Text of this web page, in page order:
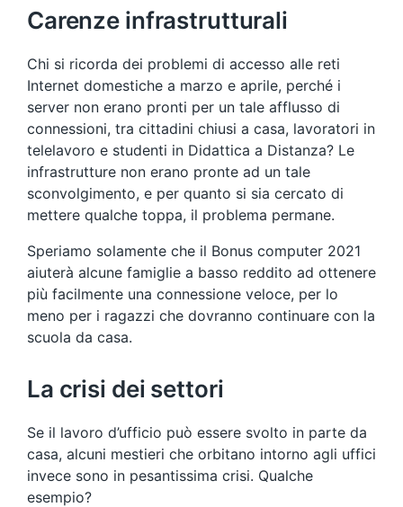
Carenze infrastrutturali
Chi si ricorda dei problemi di accesso alle reti
Internet domestiche a marzo e aprile, perché i
server non erano pronti per un tale afflusso di
connessioni, tra cittadini chiusi a casa, lavoratori in
telelavoro e studenti in Didattica a Distanza? Le
infrastrutture non erano pronte ad un tale
sconvolgimento, e per quanto si sia cercato di
mettere qualche toppa, il problema permane.
Speriamo solamente che il Bonus computer 2021
aiuterà alcune famiglie a basso reddito ad ottenere
più facilmente una connessione veloce, per lo
meno per i ragazzi che dovranno continuare con la
scuola da casa.
La crisi dei settori
Se il lavoro d’ufficio può essere svolto in parte da
casa, alcuni mestieri che orbitano intorno agli uffici
invece sono in pesantissima crisi. Qualche
esempio?